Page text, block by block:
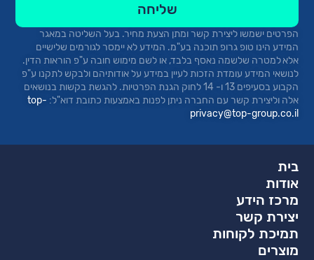
שליחה
הפרטים ישמשו ליצירת קשר ומתן הצעת מחיר. בעל השליטה במאגר
המידע הינו טופגרופ תוכנה בע"מ. המידע לא יימסר לגורמים שלישיים
אלא למטרה שלשמה נאסף בלבד, או לשם מימוש חובה ע"פ הוראות הדין.
לנושאי המידע עומדת הזכות לעיין במידע על אודותיהם ולבקש לתקנו ע"פ
הקבוע בסעיפים 13 ו- 14 לחוק הגנת הפרטיות. להגשת בקשות בנושאים
אלה וליצירת קשר עם החברה ניתן לפנות באמצעות כתובת דוא"ל: top-
privacy@top-group.co.il
בית
אודות
מרכז הידע
יצירת קשר
תמיכת לקוחות
מוצרים